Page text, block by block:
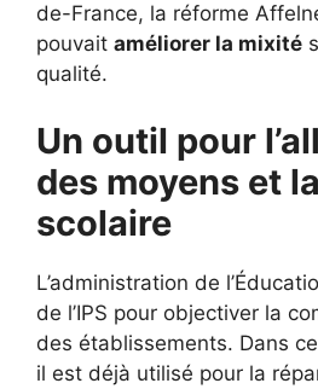
de-France, la réforme
pouvait améliorer la mixité
qualité.
Un outil pour
des moyens et
scolaire
L’administration de
de l’IPS pour objectiver la
des établissements. Dans
il est déjà utilisé pour la